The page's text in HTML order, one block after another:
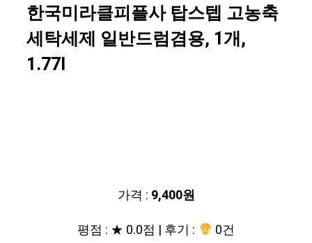
한국미라클피플사 탑스텝 고농축
세탁세제 일반드럼겸용, 1개,
1.77l
가격 : 9,400원
평점 : ★ 0.0점 | 후기 :
0건